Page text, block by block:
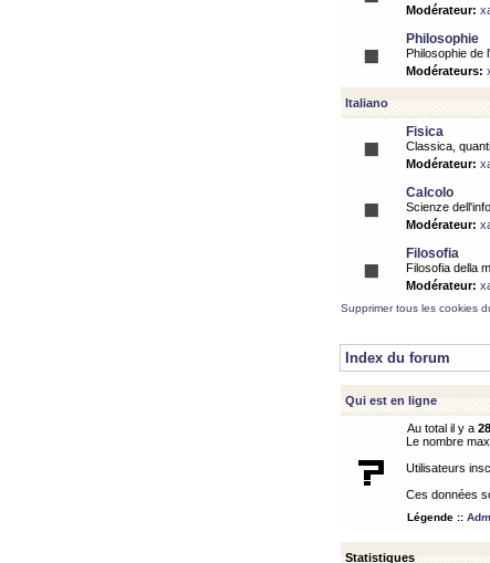
Modérateur:
Philosophie
Philosophie de
Modérateurs:
Italiano
Fisica
Classica,
Modérateur:
Calcolo
Scienze
Modérateur:
Filosofia
Filosofia della
Modérateur:
Supprimer tous les cookies
Index du forum
Qui est en ligne
Au total il y a
Le nombre
Utilisateurs
Ces données
Légende ::
Statistiques